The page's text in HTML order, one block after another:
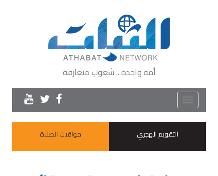
أمة واحدة .. شعوب متعارفة
Toggle
navigation
التقويم الهجري
مواقيت الصلاة